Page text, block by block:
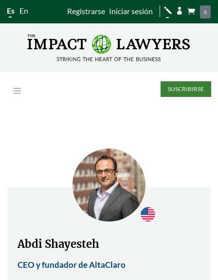
Es En Registrarse Iniciar sesión j   0
SUSCRIBIRSE
Abdi Shayesteh
CEO y fundador de AltaClaro